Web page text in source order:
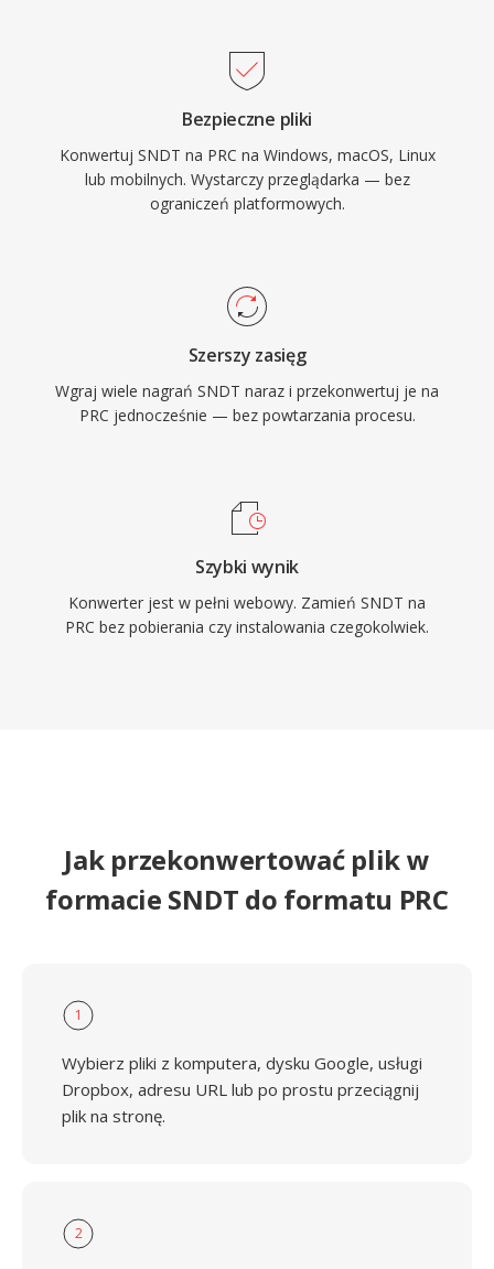
Bezpieczne pliki
Konwertuj SNDT na PRC na Windows, macOS, Linux
lub mobilnych. Wystarczy przeglądarka — bez
ograniczeń platformowych.
Szerszy zasięg
Wgraj wiele nagrań SNDT naraz i przekonwertuj je na
PRC jednocześnie — bez powtarzania procesu.
Szybki wynik
Konwerter jest w pełni webowy. Zamień SNDT na
PRC bez pobierania czy instalowania czegokolwiek.
Jak przekonwertować plik w
formacie SNDT do formatu PRC
1
Wybierz pliki z komputera, dysku Google, usługi
Dropbox, adresu URL lub po prostu przeciągnij
plik na stronę.
2